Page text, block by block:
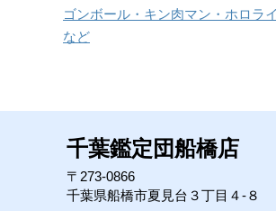
ゴンボール・キン肉マン・ホロラ
など
千葉鑑定団船橋店
〒273-0866
千葉県船橋市夏見台３丁目４-８